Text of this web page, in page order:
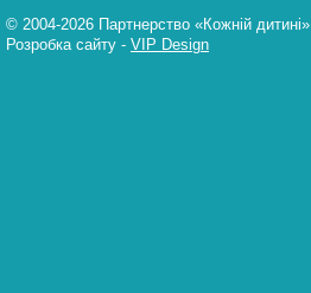
© 2004-2026 Партнерство «Кожній дитині»
Розробка сайту - VIP Design